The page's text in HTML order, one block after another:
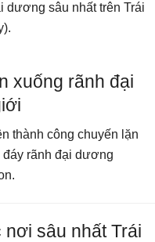
dương sâu nhất trên Trái
xuống rãnh đại
thành công chuyến lặn
đáy rãnh đại dương
sâu nhất Trái